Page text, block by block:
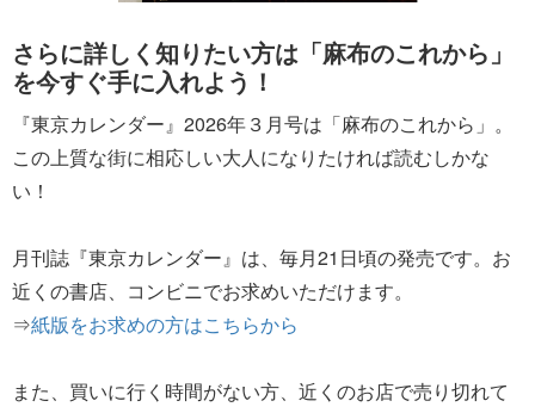
さらに詳しく知りたい方は「麻布のこれから」
を今すぐ手に入れよう！
『東京カレンダー』2026年３月号は「麻布のこれから」。
この上質な街に相応しい大人になりたければ読むしかな
い！
月刊誌『東京カレンダー』は、毎月21日頃の発売です。お
近くの書店、コンビニでお求めいただけます。
⇒紙版をお求めの方はこちらから
また、買いに行く時間がない方、近くのお店で売り切れて